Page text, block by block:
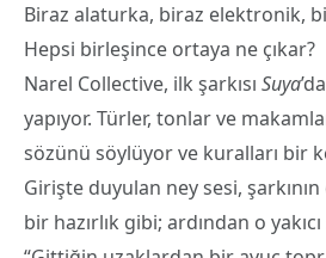
Biraz alaturka, biraz elektronik,
Hepsi birleşince ortaya ne çıkar?
Narel Collective, ilk şarkısı Suya
yapıyor. Türler, tonlar ve
sözünü söylüyor ve kuralları bir
Girişte duyulan ney sesi,
bir hazırlık gibi; ardından o